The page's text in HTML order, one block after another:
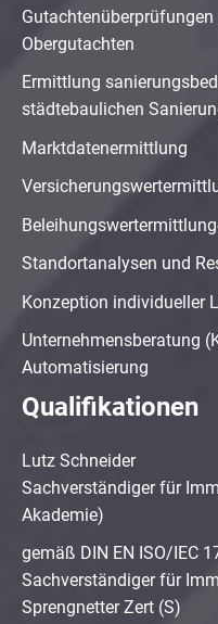
Obergutachten
Ermittlung
städtebaulichen
Marktdatenermittlung
Standortanalysen und
Konzeption individueller
Unternehmensberatung
Automatisierung
Qualifikationen
Lutz Schneider
Sachverständiger für
Akademie)
gemäß DIN EN ISO/IEC
Sachverständiger für
Sprengnetter Zert (S)